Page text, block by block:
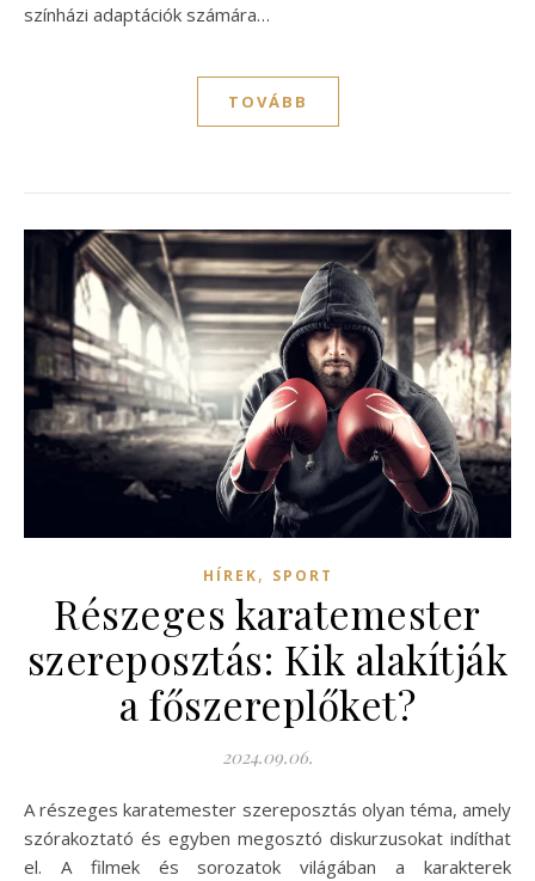
színházi adaptációk számára…
TOVÁBB
HÍREK, SPORT
Részeges karatemester
szereposztás: Kik alakítják
a főszereplőket?
2024.09.06.
A részeges karatemester szereposztás olyan téma, amely
szórakoztató és egyben megosztó diskurzusokat indíthat
el. A filmek és sorozatok világában a karakterek